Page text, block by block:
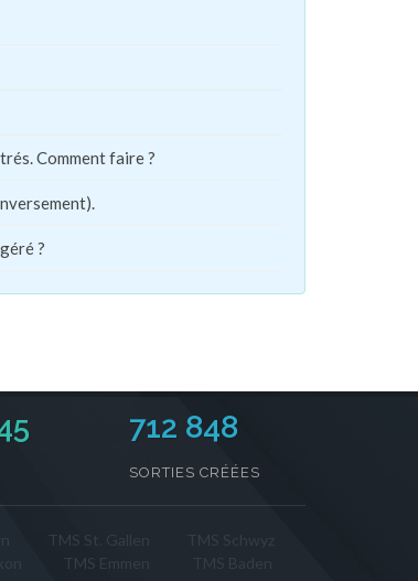
Comment faire ?
?
712 848
SORTIES CRÉÉES
TMS St. Gallen
TMS Schwyz
TMS Emmen
TMS Baden